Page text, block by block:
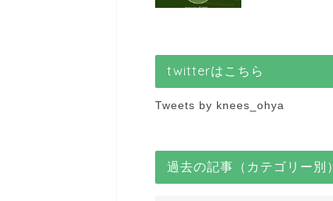
twitterはこちら
Tweets by knees_ohya
過去の記事（カテゴリー別）